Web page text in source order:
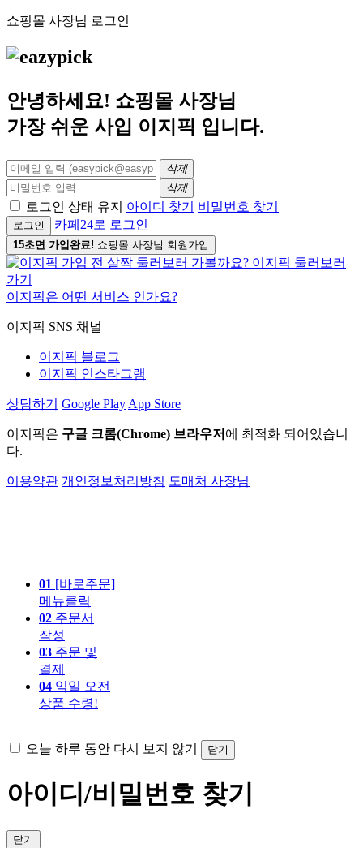
쇼핑몰 사장님 로그인
안녕하세요! 쇼핑몰 사장님
가장 쉬운 사입 이지픽 입니다.
삭제
삭제
로그인 상태 유지 아이디 찾기 비밀번호 찾기
로그인 카페24로 로그인
15초면 가입완료! 쇼핑몰 사장님 회원가입
이지픽은 어떤 서비스 인가요?
이지픽 SNS 채널
이지픽 블로그
이지픽 인스타그램
상담하기 Google Play App Store
이지픽은 구글 크롬(Chrome) 브라우저 에 최적화 되어있습니
다.
이용약관 개인정보처리방침 도매처 사장님
01 [바로주문]
메뉴클릭
02 주문서
작성
03 주문 및
결제
04 익일 오전
상품 수령!
오늘 하루 동안 다시 보지 않기 닫기
아이디/비밀번호 찾기
닫기